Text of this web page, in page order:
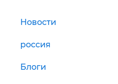
Новости
россия
Блоги